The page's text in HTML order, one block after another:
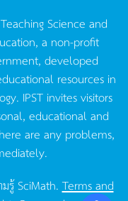
Science and
a non-profit
developed
resources in
IPST invites visitors
educational and
are any problems,
มรู้ SciMath.Terms and